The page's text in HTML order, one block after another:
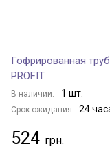
Гофрированная
PROFIT
В наличии: 1 шт.
Срок ожидания: 24
524